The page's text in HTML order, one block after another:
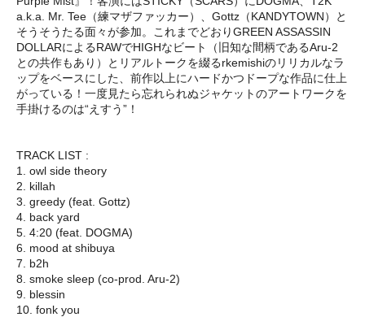
a.k.a. Mr. Tee（練マザファッカー）、Gottz（KANDYTOWN）と
そうそうたる面々が参加。これまでどおりGREEN ASSASSIN
DOLLARによるRAWでHIGHなビート（旧知な間柄であるAru-2
との共作もあり）とリアルトークを綴るrkemishiのリリカルなラ
ップをベースにした、前作以上にハードかつドープな作品に仕上
がっている！一度見たら忘れられぬジャケットのアートワークを
手掛けるのは“えすう”！
TRACK LIST :
1. owl side theory
2. killah
3. greedy (feat. Gottz)
4. back yard
5. 4:20 (feat. DOGMA)
6. mood at shibuya
7. b2h
8. smoke sleep (co-prod. Aru-2)
9. blessin
10. fonk you